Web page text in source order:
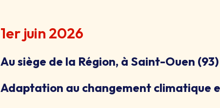
1er juin 2026
Au siège de la Région, à Saint-Ouen (93)
Adaptation au changement climatique